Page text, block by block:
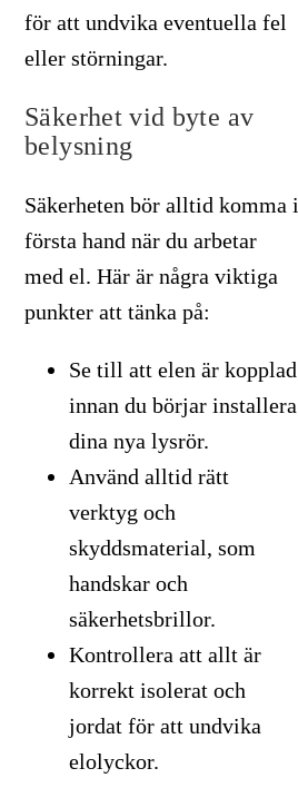
för att undvika eventuella fel
eller störningar.
Säkerhet vid byte av
belysning
Säkerheten bör alltid komma i
första hand när du arbetar
med el. Här är några viktiga
punkter att tänka på:
Se till att elen är kopplad
innan du börjar installera
dina nya lysrör.
Använd alltid rätt
verktyg och
skyddsmaterial, som
handskar och
säkerhetsbrillor.
Kontrollera att allt är
korrekt isolerat och
jordat för att undvika
elolyckor.